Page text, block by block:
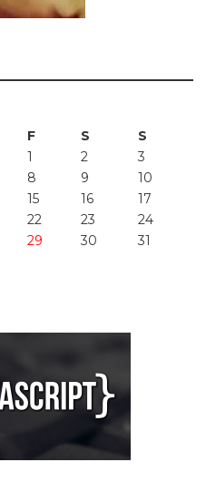
F S
S
1
2
3
8 9
10
15 16
17
22 23
24
29 30 31